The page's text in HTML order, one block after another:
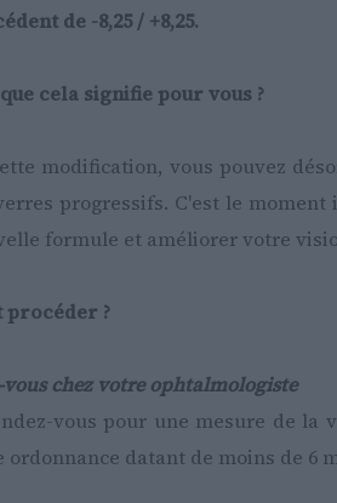
de -8,25 / +8,25.
cela signifie pour vous ?
modification, vous pouvez
progressifs. C'est le
formule et améliorer votre
procéder ?
vous chez votre ophtalmologiste
vous pour une mesure de la
ordonnance datant de moins de 6